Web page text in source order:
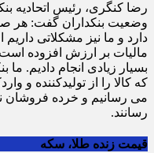
رضا کنگری، رئیس اتحادیه
وضعیت بنکداران گفت: هر
دارد و ما نیز مشکلاتی
مالیات بر ارزش افزوده
بسیار زیادی انجام دادیم. ما
که کالا را از تولیدکننده و
می رسانیم و خرده
رسانند.
قیمت زنده طلا، سکه